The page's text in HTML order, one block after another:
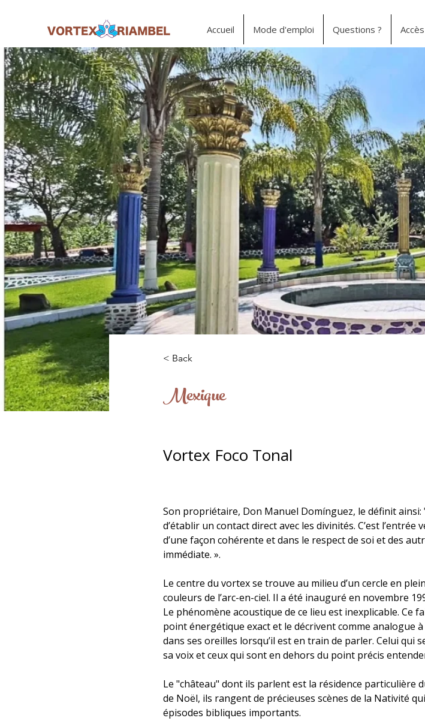
Accueil Mode d'emploi Questions ? Accès
< Back
Mexique
Vortex Foco Tonal
Son propriétaire, Don Manuel Domínguez, le définit ainsi:
d’établir un contact direct avec les divinités. C’est
d’une façon cohérente et dans le respect de soi et des
immédiate. ».
Le centre du vortex se trouve au milieu d’un cercle en
couleurs de l’arc-en-ciel. Il a été inauguré en novembre
Le phénomène acoustique de ce lieu est inexplicable. Ce
point énergétique exact et le décrivent comme analogue
dans ses oreilles lorsqu’il est en train de parler. Celui qui
sa voix et ceux qui sont en dehors du point précis
Le "château" dont ils parlent est la résidence particulière
de Noël, ils rangent de précieuses scènes de la Nativité
épisodes bibliques importants.